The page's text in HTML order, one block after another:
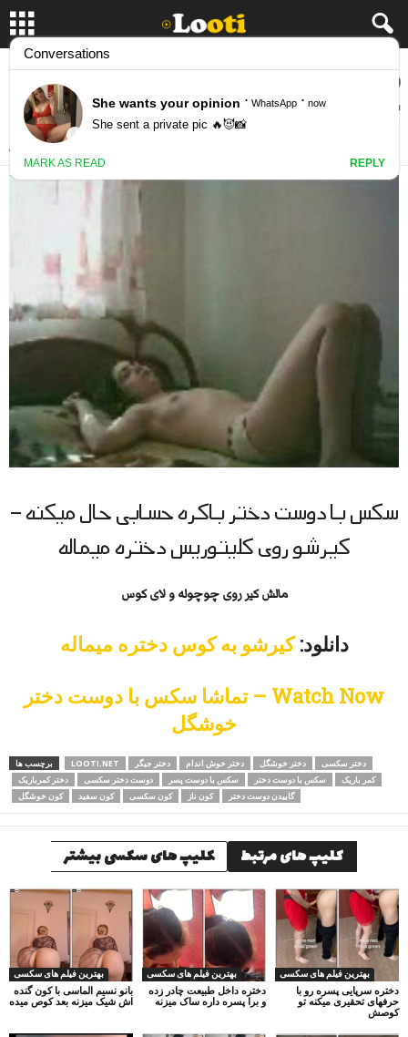
سکس با دوست دختر باکره حسابی حال میكنه –
كیرشو روی کلیتوریس دختره میماله
April 8, 2016
سکس با دوست دختر باکره حسابی حال میكنه –
كیرشو روی کلیتوریس دختره میماله
مالش کیر روی چوچوله و لای کوس
دانلود:كیرشو به كوس دختره میماله
Watch Now – تماشا سکس با دوست دختر
خوشگل
برچسب ها LOOTI.NET دختر جیگر دختر خوش اندام دختر خوشگل
دختر سکسی
دختر کمرباریک
دوست دختر سکسی سکس با دوست پسر سکس با دوست دختر
کمر باریک
کون خوشگل
کون سفید کون سکسی کون ناز گاییدن دوست دختر
کلیپ های مرتبط کلیپ های سکسی بیشتر
بهترین فیلم های سکسی
بانو نسیم الماسی با کون گنده
اش شیک میزنه بعد کوص میده
بهترین فیلم های سکسی
دختره داخل طبیعت چادر زده
و برا پسره داره ساک میزنه
بهترین فیلم های سکسی
دختره سرپایی پسره رو با
حرفهای تحقیری میکنه تو
کوصش